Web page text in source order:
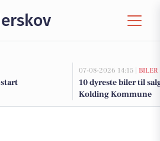
07-08-2026 14:15 | BILER
10 dyreste biler til
Kolding Kommune